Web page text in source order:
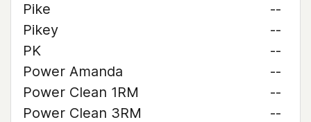
Pike
--
Pikey
--
PK
--
Power Amanda
--
Power Clean 1RM
--
Power Clean 3RM
--